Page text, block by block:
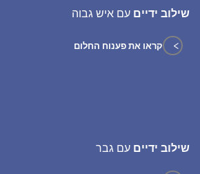
שילוב ידיים עם איש גבוה
> קראו את פענוח החלום
שילוב ידיים עם גבר